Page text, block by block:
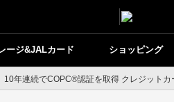
ージ&JALカード ショッピング
10年連続でCOPC®認証を取得 クレジット